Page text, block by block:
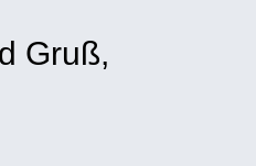
Gruß,